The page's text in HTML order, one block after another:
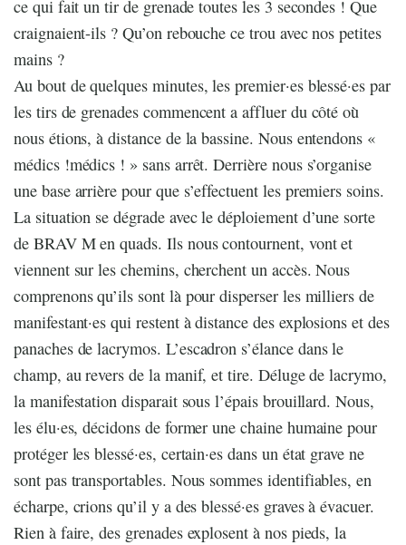
ce qui fait un tir de grenade toutes les 3 secondes ! Que
craignaient-ils ? Qu’on rebouche ce trou avec nos petites
mains ?
Au bout de quelques minutes, les premier·es blessé·es par
les tirs de grenades commencent a affluer du côté où
nous étions, à distance de la bassine. Nous entendons «
médics !médics ! » sans arrêt. Derrière nous s’organise
une base arrière pour que s’effectuent les premiers soins.
La situation se dégrade avec le déploiement d’une sorte
de BRAV M en quads. Ils nous contournent, vont et
viennent sur les chemins, cherchent un accès. Nous
comprenons qu’ils sont là pour disperser les milliers de
manifestant·es qui restent à distance des explosions et des
panaches de lacrymos. L’escadron s’élance dans le
champ, au revers de la manif, et tire. Déluge de lacrymo,
la manifestation disparait sous l’épais brouillard. Nous,
les élu·es, décidons de former une chaine humaine pour
protéger les blessé·es, certain·es dans un état grave ne
sont pas transportables. Nous sommes identifiables, en
écharpe, crions qu’il y a des blessé·es graves à évacuer.
Rien à faire, des grenades explosent à nos pieds, la